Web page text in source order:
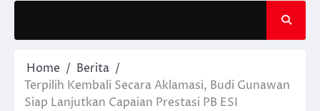
Home
Berita
Terpilih Kembali Secara Aklamasi, Budi Gunawan
Siap Lanjutkan Capaian Prestasi PB ESI